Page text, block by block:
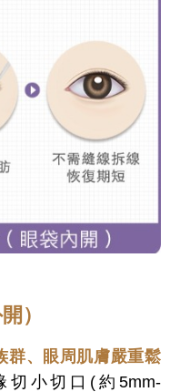
）
群、眼周肌膚嚴重鬆
切小切口(約5mm-